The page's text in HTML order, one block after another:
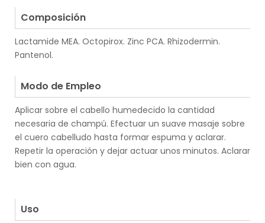
Composición
Lactamide MEA. Octopirox. Zinc PCA. Rhizodermin.
Pantenol.
Modo de Empleo
Aplicar sobre el cabello humedecido la cantidad
necesaria de champú. Efectuar un suave masaje sobre
el cuero cabelludo hasta formar espuma y aclarar.
Repetir la operación y dejar actuar unos minutos. Aclarar
bien con agua.
Uso